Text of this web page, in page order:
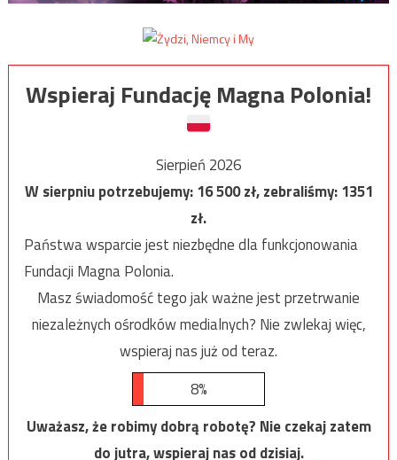
Wspieraj Fundację Magna Polonia!
Sierpień 2026
W sierpniu potrzebujemy:16 500zł, zebraliśmy:1351
zł.
Państwa wsparcie jest niezbędne dla funkcjonowania
Fundacji Magna Polonia.
Masz świadomość tego jak ważne jest przetrwanie
niezależnych ośrodków medialnych? Nie zwlekaj więc,
wspieraj nas już od teraz.
8%
Uważasz, że robimy dobrą robotę? Nie czekaj zatem
do jutra, wspieraj nas od dzisiaj.